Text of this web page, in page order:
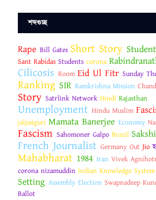
শব্দগুচ্ছ
Rape Bill Gates Short Story
Sant Rabidas Students corona
Cilicosis Room Eid Ul Fitr Sunday
Ranking SIR Ramkrishna Mission
Story Satrlink Network Hindi Rajasthan
Unemployment Hindu Muslim
jalpaiguri Mamata Banerjee Economy
Fascism Sahomoner Galpo Brazil
French Journalist Germany Out Jio
Mahabharat 1984 Iran Vivek
corona nizamuddin Indian Knowledge System
Setting Assembly Election Swapnadeep
Ballot